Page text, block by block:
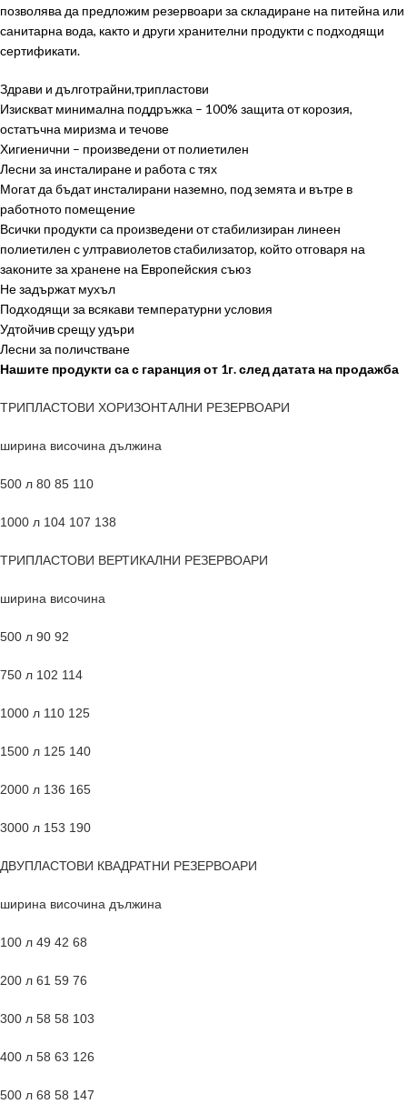
позволява да предложим резервоари за складиране на питейна или
санитарна вода, както и други хранителни продукти с подходящи
сертификати.
Здрави и дълготрайни,трипластови
Изискват минимална поддръжка – 100% защита от корозия,
остатъчна миризма и течове
Хигиенични – произведени от полиетилен
Лесни за инсталиране и работа с тях
Могат да бъдат инсталирани наземно, под земята и вътре в
работното помещение
Всички продукти са произведени от стабилизиран линеен
полиетилен с ултравиолетов стабилизатор, който отговаря на
законите за хранене на Европейския съюз
Не задържат мухъл
Подходящи за всякави температурни условия
Удтойчив срещу удъри
Лесни за поличстване
Нашите продукти са с гаранция от 1г. след датата на продажба
ТРИПЛАСТОВИ ХОРИЗОНТАЛНИ РЕЗЕРВОАРИ
ширина височина дължина
500 л 80 85 110
1000 л 104 107 138
ТРИПЛАСТОВИ ВЕРТИКАЛНИ РЕЗЕРВОАРИ
ширина височина
500 л 90 92
750 л 102 114
1000 л 110 125
1500 л 125 140
2000 л 136 165
3000 л 153 190
ДВУПЛАСТОВИ КВАДРАТНИ РЕЗЕРВОАРИ
ширина височина дължина
100 л 49 42 68
200 л 61 59 76
300 л 58 58 103
400 л 58 63 126
500 л 68 58 147